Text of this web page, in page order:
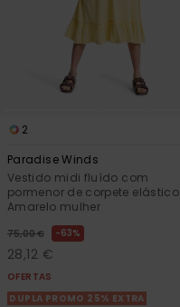
2
Paradise Winds
Vestido midi fluído com
pormenor de corpete elástico
Amarelo mulher
75,00 € 63%
28,12 €
OFERTAS
DUPLA PROMO 25% EXTRA